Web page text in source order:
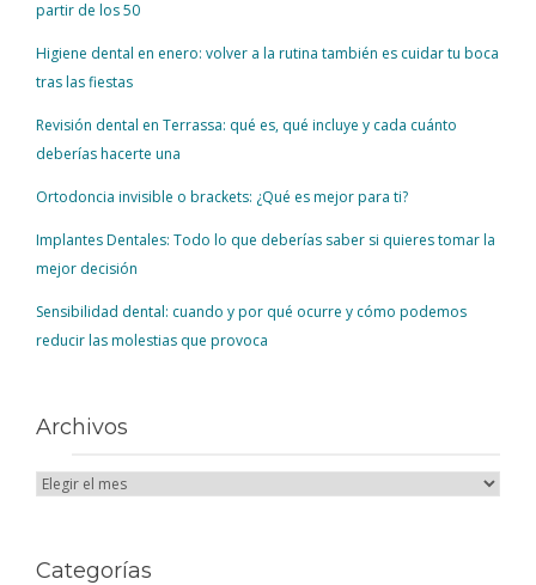
partir de los 50
Higiene dental en enero: volver a la rutina también es cuidar tu boca
tras las fiestas
Revisión dental en Terrassa: qué es, qué incluye y cada cuánto
deberías hacerte una
Ortodoncia invisible o brackets: ¿Qué es mejor para ti?
Implantes Dentales: Todo lo que deberías saber si quieres tomar la
mejor decisión
Sensibilidad dental: cuando y por qué ocurre y cómo podemos
reducir las molestias que provoca
Archivos
Categorías